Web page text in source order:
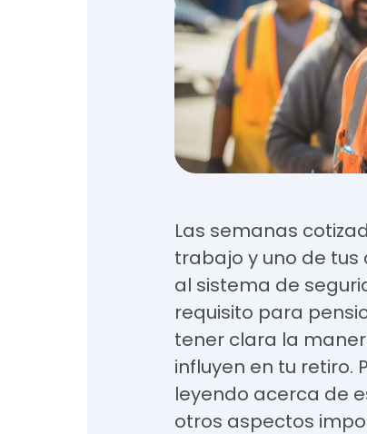
Las semanas
trabajo y uno de
al sistema de
requisito para
tener clara la
influyen en tu retiro.
leyendo acerca de
otros aspectos